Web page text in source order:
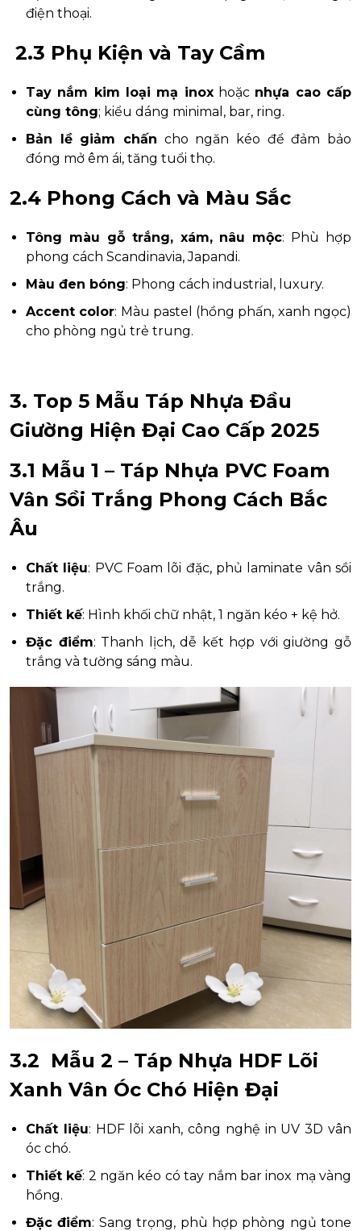
điện thoại.
2.3 Phụ Kiện và Tay Cầm
Tay nắm kim loại mạ inoxhoặc nhựa cao cấp
cùng tông; kiểu dáng minimal, bar, ring.
Bản lề giảm chấn cho ngăn kéo để đảm bảo
đóng mở êm ái, tăng tuổi thọ.
2.4 Phong Cách và Màu Sắc
Tông màu gỗ trắng, xám, nâu mộc: Phù hợp
phong cách Scandinavia, Japandi.
Màu đen bóng: Phong cách industrial, luxury.
Accent color: Màu pastel (hồng phấn, xanh ngọc)
cho phòng ngủ trẻ trung.
3. Top 5 Mẫu Táp Nhựa Đầu
Giường Hiện Đại Cao Cấp 2025
3.1 Mẫu 1 – Táp Nhựa PVC Foam
Vân Sồi Trắng Phong Cách Bắc
Âu
Chất liệu: PVC Foam lõi đặc, phủ laminate vân sồi
trắng.
Thiết kế: Hình khối chữ nhật, 1 ngăn kéo + kệ hở.
Đặc điểm: Thanh lịch, dễ kết hợp với giường gỗ
trắng và tường sáng màu.
3.2 Mẫu 2 – Táp Nhựa HDF Lõi
Xanh Vân Óc Chó Hiện Đại
Chất liệu: HDF lõi xanh, công nghệ in UV 3D vân
óc chó.
Thiết kế: 2 ngăn kéo có tay nắm bar inox mạ vàng
hồng.
Đặc điểm: Sang trọng, phù hợp phòng ngủ tone